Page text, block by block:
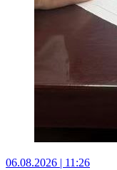
06.08.2026 | 11:26